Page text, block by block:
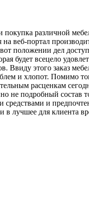
различной
веб-портал
дел
будет всецело
Ввиду этого заказ
и хлопот. Помимо
расценкам
не подробный
и
лучшее для клиента